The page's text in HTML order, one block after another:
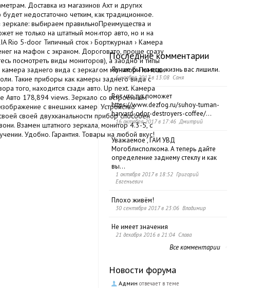
Доставка из магазинов Ахт и других
недостаточно четким, как традиционное.
выбираем правильноПреимущества и
не только на штатный монитор авто, но и на
Rio 5-door Типичный сток › Бортжурнал › Камера
на мафон с экраном. Дороговато, проще сразу
посмотреть виды мониторов), а заодно и типы
заднего вида с зеркалом монитор Помощи
Такие приборы как камеры заднего вида с
того, находится сзади авто. Up next. Камера
Авто 178,894 views. Зеркало со встроенным
с внешних камер. Устройство
своей двухканальности прибор способен
Взамен штатного зеркала, монитор 4.3-5, с
Удобно. Гарантия. Товары на любой вкус!
Последние комментарии
Лучше бы на всю жизнь вас лишили.
6 ноября 2017 в 13:08 Саня
Вот что тут поможет
https://www.dezfog.ru/suhoy-tuman-
harvard-odor-destroyers-coffee/...
16 октября 2017 в 17:46 Дмитрий
Уважаемое , ГАИ УВД
Могоблисполкома. А теперь дайте
определение заднему стеклу и как
вы...
1 октября 2017 в 18:52 Григорий
Евгеньевич
Плохо живём!
30 сентября 2017 в 23:06 Владимир
Не имеет значения
21 декабря 2016 в 21:04 Слава
Все комментарии
Новости форума
Админ отвечает в теме